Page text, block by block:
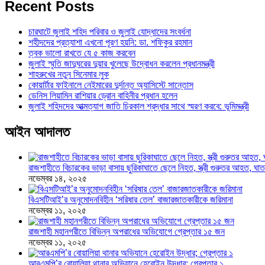
Recent Posts
চারঘাটে জুলাই শহিদ পরিবার ও জুলাই যোদ্ধাদের সংবর্ধনা
শহীদদের প্রত্যাশা এখনো পূরণ হয়নি: ডা. শফিকুর রহমান
ত্বক ভালো রাখতে যে ৫ কাজ করবেন
জুলাই স্মৃতি জাদুঘরের দুয়ার খুলেছে উদ্বোধন করলেন প্রধানমন্ত্রী
শাহরুখের নতুন সিনেমার লুক
কোয়ার্টার ফাইনালে নেইমারের দুর্দান্ত অ্যাসিস্টে সান্তোস
ডেনিস লিয়ামিন রাশিয়ার ড্রোন বাহিনীর প্রধান হলেন
জুলাই শহিদদের আত্মত্যাগ জাতি চিরকাল শ্রদ্ধার সাথে স্মরণ করবে: ভূমিমন্ত্রী
আইন আদালত
রাজশাহীতে বিচারকের ভাড়া বাসায় ছুরিকাঘাতে ছেলে নিহত, স্ত্রী গুরুতর আহত,
নভেম্বর ১৪, ২০২৫
বিএসটিআই’র অনুমোদনবিহীন ‘সরিষার তেল’ বাজারজাতকারীকে জরিমানা
নভেম্বর ১১, ২০২৫
রাজশাহী মহানগরীতে বিভিন্ন অপরাধের অভিযোগে গ্রেপ্তার ১৫ জন
নভেম্বর ১১, ২০২৫